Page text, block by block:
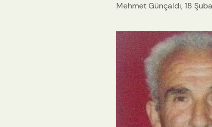
Mehmet Günçaldı, 18